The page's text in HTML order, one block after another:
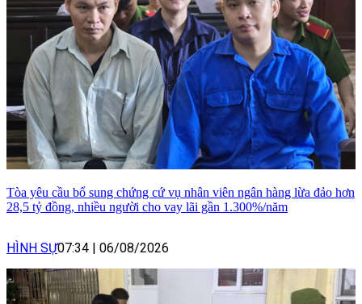
Tòa yêu cầu bổ sung chứng cứ vụ nhân viên ngân hàng lừa đảo hơn
28,5 tỷ đồng, nhiều người cho vay lãi gần 1.300%/năm
HÌNH SỰ07:34 | 06/08/2026